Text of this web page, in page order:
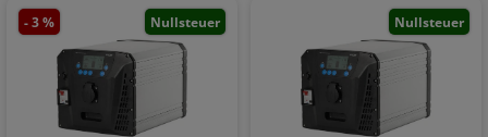
- 3 % Nullsteuer Nullsteuer